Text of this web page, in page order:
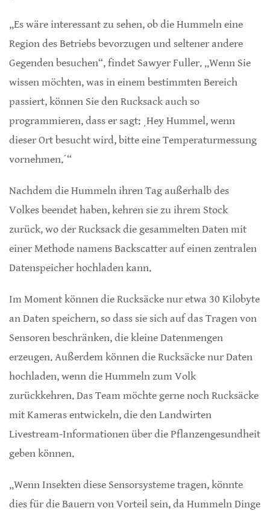
„Es wäre interessant zu sehen, ob die Hummeln eine
Region des Betriebs bevorzugen und seltener andere
Gegenden besuchen“, findet Sawyer Fuller. „Wenn Sie
wissen möchten, was in einem bestimmten Bereich
passiert, können Sie den Rucksack auch so
programmieren, dass er sagt: ͵Hey Hummel, wenn
dieser Ort besucht wird, bitte eine Temperaturmessung
vornehmen.ʹ“
Nachdem die Hummeln ihren Tag außerhalb des
Volkes beendet haben, kehren sie zu ihrem Stock
zurück, wo der Rucksack die gesammelten Daten mit
einer Methode namens Backscatter auf einen zentralen
Datenspeicher hochladen kann.
Im Moment können die Rucksäcke nur etwa 30 Kilobyte
an Daten speichern, so dass sie sich auf das Tragen von
Sensoren beschränken, die kleine Datenmengen
erzeugen. Außerdem können die Rucksäcke nur Daten
hochladen, wenn die Hummeln zum Volk
zurückkehren. Das Team möchte gerne noch Rucksäcke
mit Kameras entwickeln, die den Landwirten
Livestream-Informationen über die Pflanzengesundheit
geben können.
„Wenn Insekten diese Sensorsysteme tragen, könnte
dies für die Bauern von Vorteil sein, da Hummeln Dinge